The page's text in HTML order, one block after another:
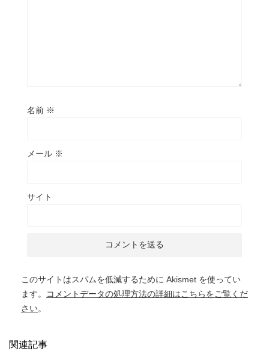
名前 ※
メール ※
サイト
このサイトはスパムを低減するために Akismet を使ってい
ます。
コメントデータの処理方法の詳細はこちらをご覧くだ
さい。
関連記事